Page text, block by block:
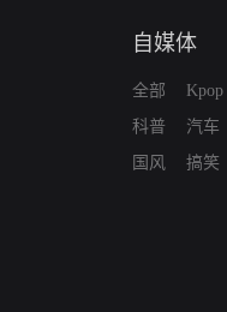
自媒体
全部
科普
国风
Kpop
汽车
搞笑